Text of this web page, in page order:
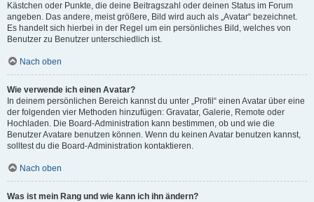
Kästchen oder Punkte, die deine Beitragszahl oder deinen Status im Forum
angeben. Das andere, meist größere, Bild wird auch als „Avatar“ bezeichnet.
Es handelt sich hierbei in der Regel um ein persönliches Bild, welches von
Benutzer zu Benutzer unterschiedlich ist.
Nach oben
Wie verwende ich einen Avatar?
In deinem persönlichen Bereich kannst du unter „Profil“ einen Avatar über eine
der folgenden vier Methoden hinzufügen: Gravatar, Galerie, Remote oder
Hochladen. Die Board-Administration kann bestimmen, ob und wie die
Benutzer Avatare benutzen können. Wenn du keinen Avatar benutzen kannst,
solltest du die Board-Administration kontaktieren.
Nach oben
Was ist mein Rang und wie kann ich ihn ändern?